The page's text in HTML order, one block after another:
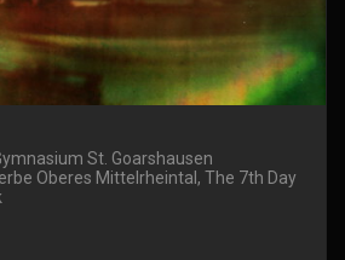
St. Goarshausen
Oberes Mittelrheintal, The 7th Day